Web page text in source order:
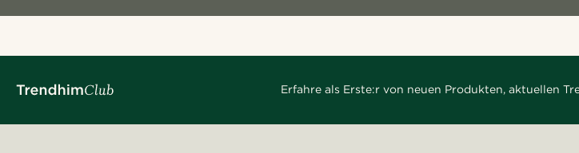
Erfahre als Erste:r von neuen Produkten, aktuellen